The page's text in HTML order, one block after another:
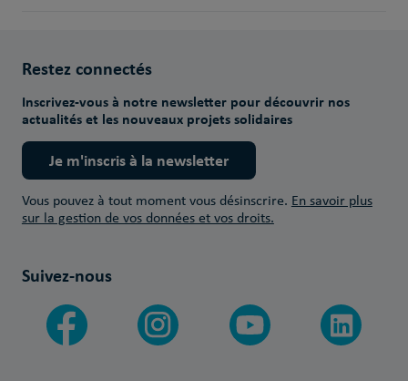
Restez connectés
Inscrivez-vous à notre newsletter pour découvrir nos
actualités et les nouveaux projets solidaires
Je m'inscris à la newsletter
Vous pouvez à tout moment vous désinscrire. En savoir plus
sur la gestion de vos données et vos droits.
Suivez-nous